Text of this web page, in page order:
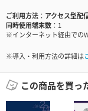
ご利用方法
アクセス型配
同時使用端末数
1
※インターネット経由での
※導入・利用方法の詳細は
この商品を買っ